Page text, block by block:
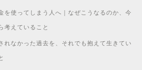
を使ってしまう人へ｜なぜこうなるのか、今
考えていること
れなかった過去を、それでも抱えて生きてい